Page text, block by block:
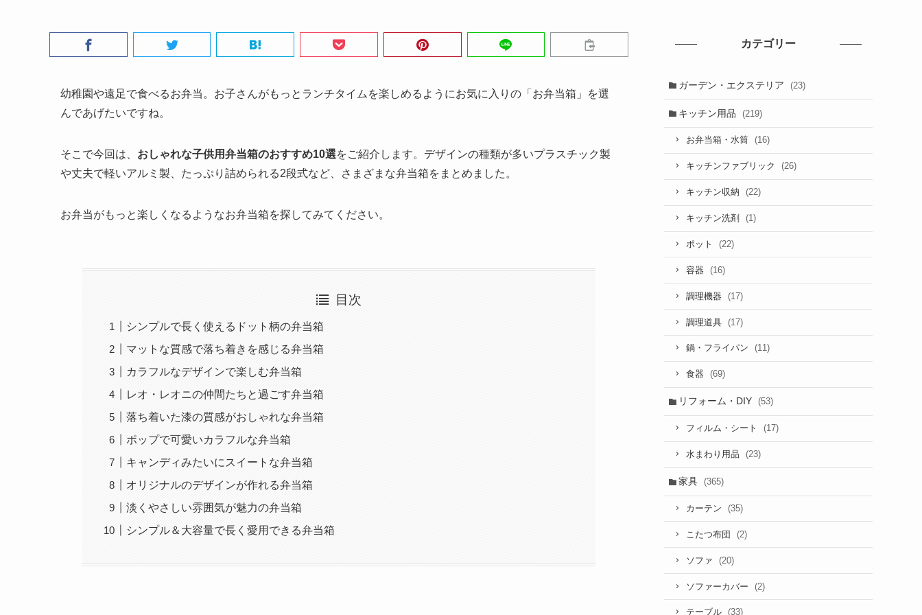
幼稚園や遠足で食べるお弁当。お子さんがもっとランチタイムを楽しめるようにお気に入りの「お弁当箱」を選
んであげたいですね。
そこで今回は、 おしゃれな子供用弁当箱のおすすめ10選をご紹介します。デザインの種類が多いプラスチック製
や丈夫で軽いアルミ製、たっぷり詰められる2段式など、さまざまな弁当箱をまとめました。
お弁当がもっと楽しくなるようなお弁当箱を探してみてください。
目次
シンプルで長く使えるドット柄の弁当箱
マットな質感で落ち着きを感じる弁当箱
カラフルなデザインで楽しむ弁当箱
レオ・レオニの仲間たちと過ごす弁当箱
落ち着いた漆の質感がおしゃれな弁当箱
ポップで可愛いカラフルな弁当箱
キャンディみたいにスイートな弁当箱
オリジナルのデザインが作れる弁当箱
淡くやさしい雰囲気が魅力の弁当箱
シンプル＆大容量で長く愛用できる弁当箱
カテゴリー
ガーデン・エクステリア (23)
キッチン用品 (219)
お弁当箱・水筒 (16)
キッチンファブリック (26)
キッチン収納 (22)
キッチン洗剤 (1)
ポット (22)
容器 (16)
調理機器 (17)
調理道具 (17)
鍋・フライパン (11)
食器 (69)
リフォーム・DIY (53)
フィルム・シート (17)
水まわり用品 (23)
家具 (365)
カーテン (35)
こたつ布団 (2)
ソファ (20)
ソファーカバー (2)
テーブル (33)